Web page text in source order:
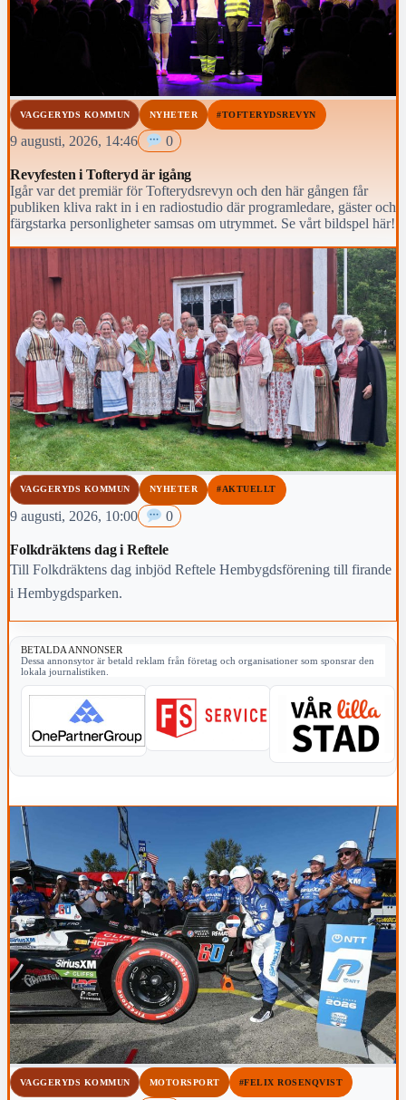
VAGGERYDS KOMMUN NYHETER #TOFTERYDSREVYN
9 augusti, 2026, 14:46 0
Revyfesten i Tofteryd är igång
Igår var det premiär för Tofterydsrevyn och den här gången får
publiken kliva rakt in i en radiostudio där programledare, gäster och
färgstarka personligheter samsas om utrymmet. Se vårt bildspel här!
VAGGERYDS KOMMUN NYHETER #AKTUELLT
9 augusti, 2026, 10:00 0
Folkdräktens dag i Reftele
Till Folkdräktens dag inbjöd Reftele Hembygdsförening till firande
i Hembygdsparken.
BETALDA ANNONSER
Dessa annonsytor är betald reklam från företag och organisationer som sponsrar den
lokala journalistiken.
VAGGERYDS KOMMUN MOTORSPORT #FELIX ROSENQVIST